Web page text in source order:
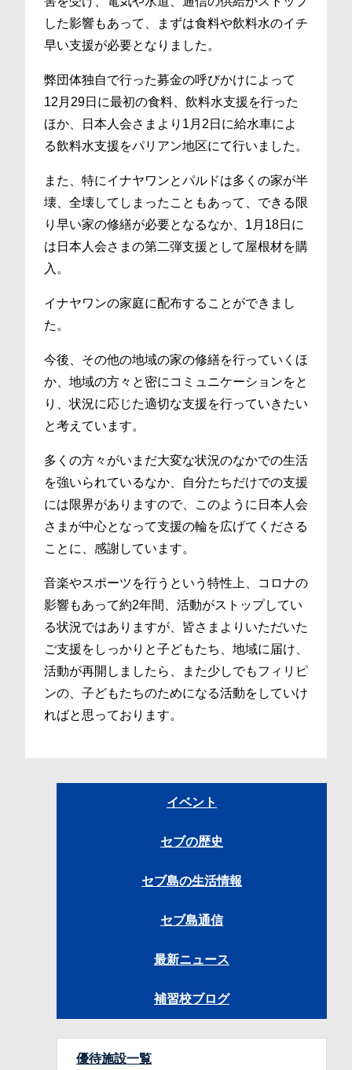
した影響もあって、まずは食料や飲料水のイチ
早い支援が必要となりました。
弊団体独自で行った募金の呼びかけによって
12月29日に最初の食料、飲料水支援を行った
ほか、日本人会さまより1月2日に給水車によ
る飲料水支援をパリアン地区にて行いました。
また、特にイナヤワンとパルドは多くの家が半
壊、全壊してしまったこともあって、できる限
り早い家の修繕が必要となるなか、1月18日に
は日本人会さまの第二弾支援として屋根材を購
入。
イナヤワンの家庭に配布することができまし
た。
今後、その他の地域の家の修繕を行っていくほ
か、地域の方々と密にコミュニケーションをと
り、状況に応じた適切な支援を行っていきたい
と考えています。
多くの方々がいまだ大変な状況のなかでの生活
を強いられているなか、自分たちだけでの支援
には限界がありますので、このように日本人会
さまが中心となって支援の輪を広げてくださる
ことに、感謝しています。
音楽やスポーツを行うという特性上、コロナの
影響もあって約2年間、活動がストップしてい
る状況ではありますが、皆さまよりいただいた
ご支援をしっかりと子どもたち、地域に届け、
活動が再開しましたら、また少しでもフィリピ
ンの、子どもたちのためになる活動をしていけ
ればと思っております。
イベント
セブの歴史
セブ島の生活情報
セブ島通信
最新ニュース
補習校ブログ
優待施設一覧